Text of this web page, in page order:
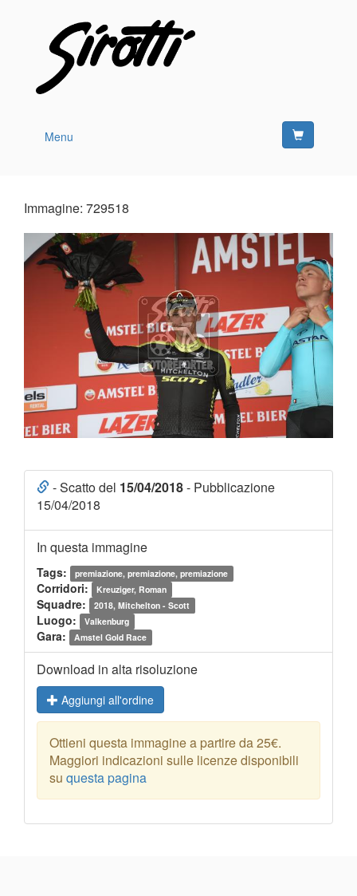
Menu
Immagine: 729518
- Scatto del 15/04/2018- Pubblicazione
15/04/2018
In questa immagine
Tags: premiazione, premiazione, premiazione
Corridori: Kreuziger, Roman
Squadre: 2018, Mitchelton - Scott
Luogo: Valkenburg
Gara: Amstel Gold Race
Download in alta risoluzione
Aggiungi all'ordine
Ottieni questa immagine a partire da 25€.
Maggiori indicazioni sulle licenze disponibili
su questa pagina